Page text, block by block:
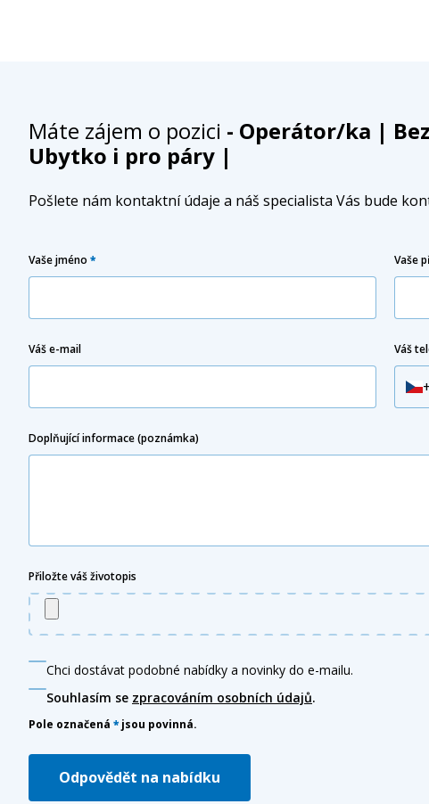
Máte zájem o pozici - Operátor/ka |
Ubytko i pro páry |
Pošlete nám kontaktní údaje a náš specialista Vás bude
Vaše jméno * Vaše
Váš e-mail Váš
Doplňující informace (poznámka)
Přiložte váš životopis
Chci dostávat podobné nabídky a novinky do e-mailu.
Souhlasím se zpracováním osobních údajů.
Pole označená * jsou povinná.
Odpovědět na nabídku